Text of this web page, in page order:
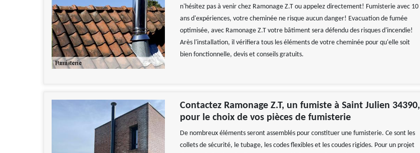
n'hésitez pas à venir chez Ramonage Z.T ou appelez directement! Fumisterie avec 10
ans d'expériences, votre cheminée ne risque aucun danger! Evacuation de fumée
optimisée, avec Ramonage Z.T votre bâtiment sera défendu des risques d'incendie!
Arès l'installation, il vérifiera tous les éléments de votre cheminée pour qu'elle soit
bien fonctionnelle, devis et conseils gratuits.
Contactez Ramonage Z.T, un fumiste à Saint Julien 34390,
pour le choix de vos pièces de fumisterie
De nombreux éléments seront assemblés pour constituer une fumisterie. Ce sont les
collets de sécurité, le tubage, les codes flexibles et les coudes rigides. Pour un projet